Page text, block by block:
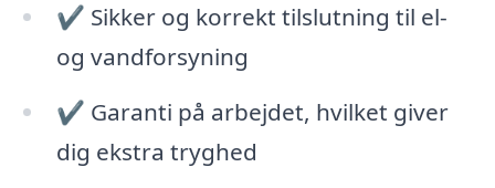
✔ Sikker og korrekt tilslutning til el-
og vandforsyning
✔ Garanti på arbejdet, hvilket giver
dig ekstra tryghed